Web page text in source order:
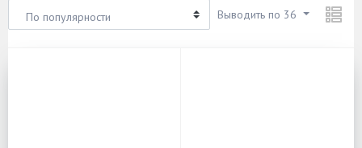
По популярности Выводить по 36